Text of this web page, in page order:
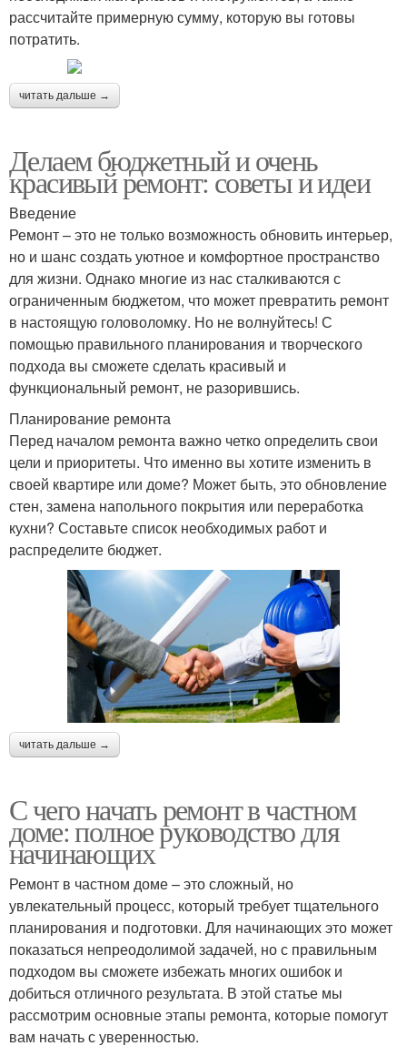
рассчитайте примерную сумму, которую вы готовы
потратить.
читать дальше →
Делаем бюджетный и очень
красивый ремонт: советы и идеи
Введение
Ремонт – это не только возможность обновить интерьер,
но и шанс создать уютное и комфортное пространство
для жизни. Однако многие из нас сталкиваются с
ограниченным бюджетом, что может превратить ремонт
в настоящую головоломку. Но не волнуйтесь! С
помощью правильного планирования и творческого
подхода вы сможете сделать красивый и
функциональный ремонт, не разорившись.
Планирование ремонта
Перед началом ремонта важно четко определить свои
цели и приоритеты. Что именно вы хотите изменить в
своей квартире или доме? Может быть, это обновление
стен, замена напольного покрытия или переработка
кухни? Составьте список необходимых работ и
распределите бюджет.
читать дальше →
С чего начать ремонт в частном
доме: полное руководство для
начинающих
Ремонт в частном доме – это сложный, но
увлекательный процесс, который требует тщательного
планирования и подготовки. Для начинающих это может
показаться непреодолимой задачей, но с правильным
подходом вы сможете избежать многих ошибок и
добиться отличного результата. В этой статье мы
рассмотрим основные этапы ремонта, которые помогут
вам начать с уверенностью.